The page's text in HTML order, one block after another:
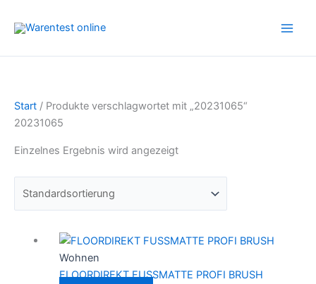
Inhalt
Start / Produkte verschlagwortet mit „20231065“
20231065
Einzelnes Ergebnis wird angezeigt
Wohnen
FLOORDIREKT FUSSMATTE PROFI BRUSH